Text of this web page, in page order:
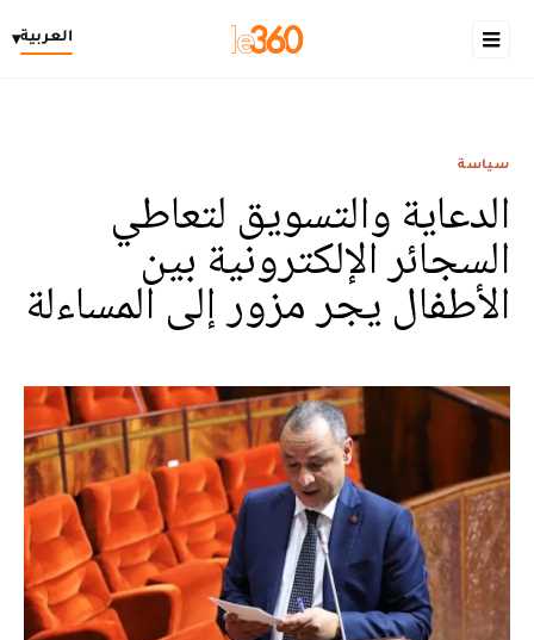
العربية▾
سياسة
الدعاية والتسويق لتعاطي
السجائر الإلكترونية بين
الأطفال يجر مزور إلى المساءلة